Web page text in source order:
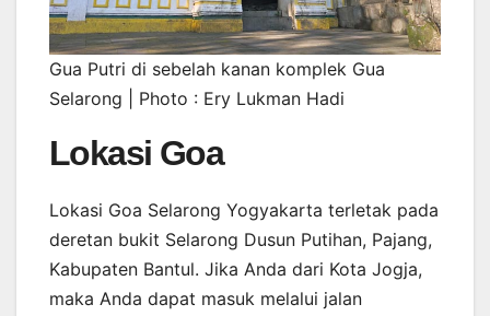
Gua Putri di sebelah kanan komplek Gua
Selarong | Photo : Ery Lukman Hadi
Lokasi Goa
Lokasi Goa Selarong Yogyakarta terletak pada
deretan bukit Selarong Dusun Putihan, Pajang,
Kabupaten Bantul. Jika Anda dari Kota Jogja,
maka Anda dapat masuk melalui jalan